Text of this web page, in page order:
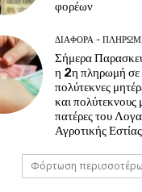
φορέων
ΔΙΆΦΟΡΑ -
Σήμερα
η 2η πληρωμή σε
πολύτεκνες
και πολύτεκνους
πατέρες του
Αγροτικής Εστίας
Φόρτωση